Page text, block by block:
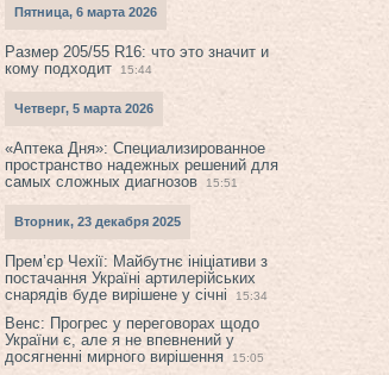
Пятница, 6 марта 2026
Размер 205/55 R16: что это значит и
кому подходит
15:44
Четверг, 5 марта 2026
«Аптека Дня»: Специализированное
пространство надежных решений для
самых сложных диагнозов
15:51
Вторник, 23 декабря 2025
Прем’єр Чехії: Майбутнє ініціативи з
постачання Україні артилерійських
снарядів буде вирішене у січні
15:34
Венс: Прогрес у переговорах щодо
України є, але я не впевнений у
досягненні мирного вирішення
15:05